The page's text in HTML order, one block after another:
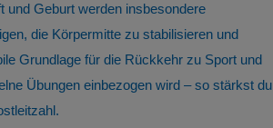
und Geburt werden insbesondere
die Körpermitte zu stabilisieren und
Grundlage für die Rückkehr zu Sport und
Übungen einbezogen wird – so stärkst du